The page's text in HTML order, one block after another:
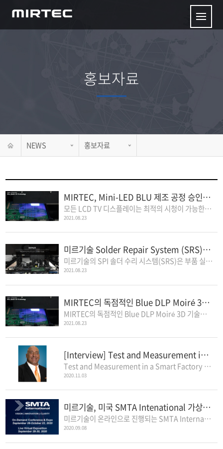
홍보자료
NEWS 홍보자료
MIRTEC, Mini-LED BLU 제조 공정 승인 획득
모든 LCD TV 디스플레이는 최적의 시청이 가능한 광원을 제공하기 위해 백라..
2021.08.23
미르기술 Solder Repair System (SRS) 소개
미르기술의 SPI 솔더 수리 시스템(SRS)은 부품 실장 전에 일반적인 '솔더 부족..
2021.08.23
MIRTEC의 독점적인 Blue DLP Moiré 3D 기술
MIRTEC의 독점적인 Blue DLP Moiré 3D 기술은 CSP 부품과 같은 반사 장치를 위한 이..
2021.08.23
[Interview] Test and Measurement in a Smart Factory
Test and Measurement in a Smart Factory Feature Interview by Nolan Johnson I-CO..
2020.11.03
미르기술, 미국 SMTA Intenational 가상 전시회 참가
미르기술이 온라인으로 진행되는 SMTA International 전시회체 참가한다.COVID-19..
2020.09.08